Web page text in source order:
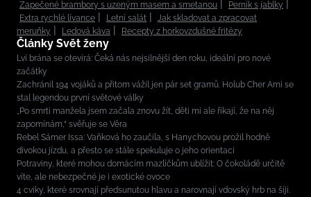
Zapečené brambory s uzeným masem a smetanou
Perník s jablky
Extra rychlé lívance
Letní salát
Jak skladovat a zpracovat
meruňky
Ledová káva Recepty z horkovzdušné fritézy
Články Svět ženy
Lví brána se otevírá: Čeká nás nejsilnější den roku, ideální pro nové
začátky
Zachránil 194 vojáků a přitom vážil jen pár set gramů. Holub Cher Ami se
stal legendou první světové války
„Po smrti manžela jsem začala znovu žít, děti mi ale říkají, že na něj
zapomínám,“ svěřuje se Věra
Rebel Sámer Issa: Vaňková ho zaučila, s Hanychovou prožil hodně
divokou jízdu, a přesto se stále spekuluje o jeho orientaci
Potraviny, které mohou domácím mazlíčkům ublížit: O čokoládě určitě
víte, ale nebezpečné je i exotické ovoce
4 cviky, které srovnají předsunutou hlavu a narovnají vdovský hrb na šíji.